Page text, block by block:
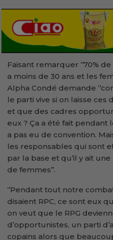
Faisant remarquer ‘’70%
a moins de 30 ans et les
Alpha Condé demande
le parti vive si on laisse
et que des cadres
eux ? Ça a été fait pendant
a pas eu de convention.
les responsables qui sont
par la base et qu’il y ait
de femmes’’.
‘’Pendant tout notre
disaient RPC, ce sont eux
on veut que le RPG
d’opportunistes, un parti
copains alors que